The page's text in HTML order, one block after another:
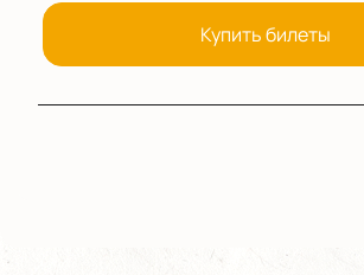
Купить билеты